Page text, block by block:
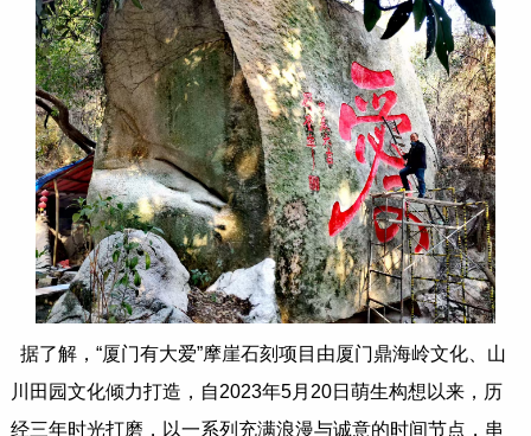
据了解，“厦门有大爱”摩崖石刻项目由厦门鼎海岭文化、山
川田园文化倾力打造，自2023年5月20日萌生构想以来，历
经三年时光打磨，以一系列充满浪漫与诚意的时间节点，串